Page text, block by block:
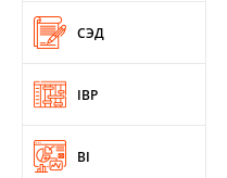
СЭД
IBP
BI